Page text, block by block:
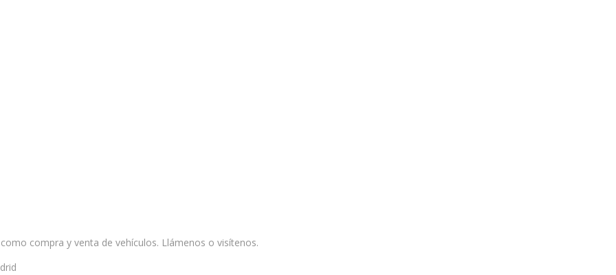
compra y venta de vehículos. Llámenos o visítenos.